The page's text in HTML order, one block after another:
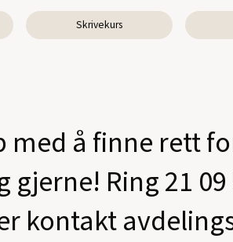
Skrivekurs
med å finne rett
gjerne! Ring 21
kontakt